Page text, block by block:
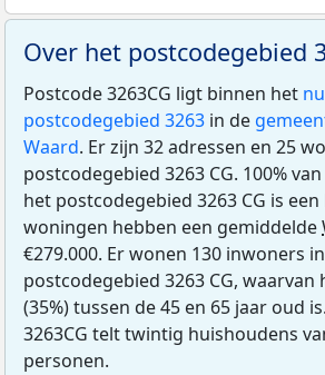
Over het postcodegebied
Postcode 3263CG ligt binnen het
postcodegebied 3263 in de
Waard. Er zijn 32 adressen en 25
postcodegebied 3263 CG. 100%
het postcodegebied 3263 CG is
woningen hebben een gemiddelde
€279.000. Er wonen 130 inwoners
postcodegebied 3263 CG,
(35%) tussen de 45 en 65 jaar oud
3263CG telt twintig huishoudens
personen.